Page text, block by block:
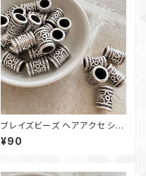
ブレイズビーズ ヘアアクセ シル
バー 三つ編みリング【1個】
¥90